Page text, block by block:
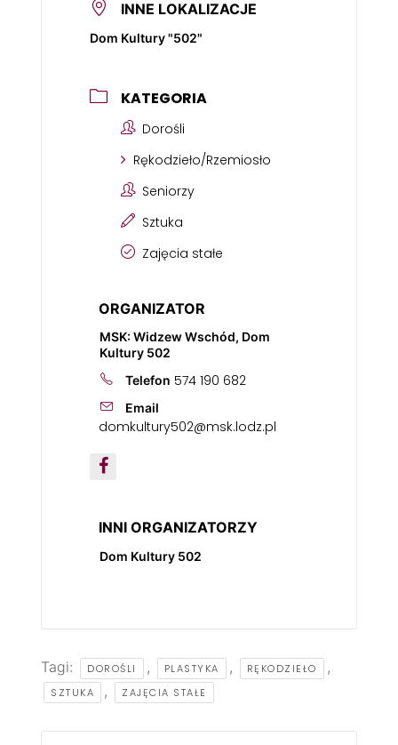
INNE LOKALIZACJE
Dom Kultury "502"
KATEGORIA
Dorośli
Rękodzieło/Rzemiosło
Seniorzy
Sztuka
Zajęcia stałe
ORGANIZATOR
MSK: Widzew Wschód, Dom
Kultury 502
Telefon 574 190 682
Email
domkultury502@msk.lodz.pl
INNI ORGANIZATORZY
Dom Kultury 502
Tagi: DOROŚLI , PLASTYKA , RĘKODZIEŁO ,
SZTUKA , ZAJĘCIA STAŁE